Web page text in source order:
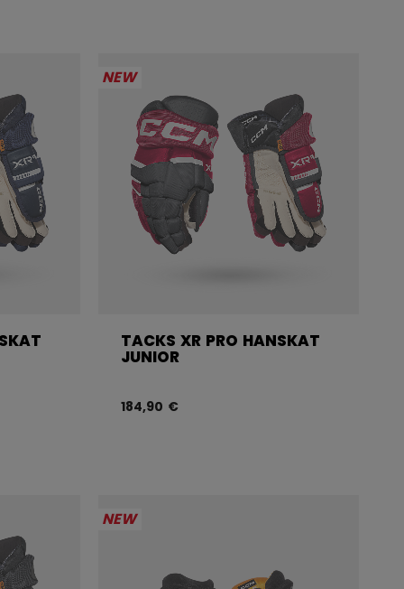
NEW
TACKS XR PRO HANSKAT
JUNIOR
184,90 €
NEW